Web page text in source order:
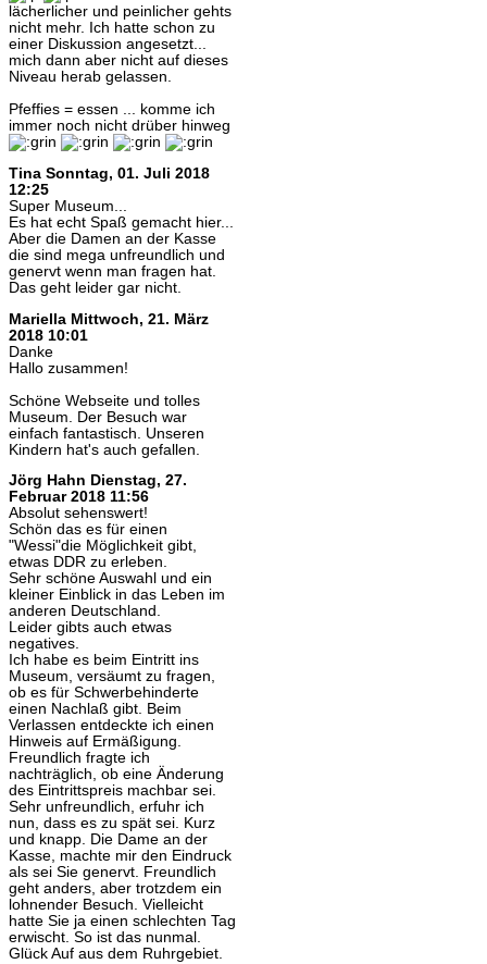
lächerlicher und peinlicher gehts
nicht mehr. Ich hatte schon zu
einer Diskussion angesetzt...
mich dann aber nicht auf dieses
Niveau herab gelassen.
Pfeffies = essen ... komme ich
immer noch nicht drüber hinweg
Tina Sonntag, 01. Juli 2018
12:25
Super Museum...
Es hat echt Spaß gemacht hier...
Aber die Damen an der Kasse
die sind mega unfreundlich und
genervt wenn man fragen hat.
Das geht leider gar nicht.
Mariella Mittwoch, 21. März
2018 10:01
Danke
Hallo zusammen!
Schöne Webseite und tolles
Museum. Der Besuch war
einfach fantastisch. Unseren
Kindern hat's auch gefallen.
Jörg Hahn Dienstag, 27.
Februar 2018 11:56
Absolut sehenswert!
Schön das es für einen
"Wessi"die Möglichkeit gibt,
etwas DDR zu erleben.
Sehr schöne Auswahl und ein
kleiner Einblick in das Leben im
anderen Deutschland.
Leider gibts auch etwas
negatives.
Ich habe es beim Eintritt ins
Museum, versäumt zu fragen,
ob es für Schwerbehinderte
einen Nachlaß gibt. Beim
Verlassen entdeckte ich einen
Hinweis auf Ermäßigung.
Freundlich fragte ich
nachträglich, ob eine Änderung
des Eintrittspreis machbar sei.
Sehr unfreundlich, erfuhr ich
nun, dass es zu spät sei. Kurz
und knapp. Die Dame an der
Kasse, machte mir den Eindruck
als sei Sie genervt. Freundlich
geht anders, aber trotzdem ein
lohnender Besuch. Vielleicht
hatte Sie ja einen schlechten Tag
erwischt. So ist das nunmal.
Glück Auf aus dem Ruhrgebiet.